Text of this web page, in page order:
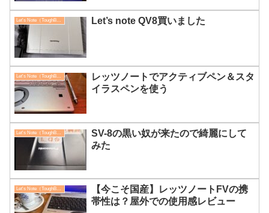
Let’s note QV8買いました
Let's Note（ToughBook）
レッツノートでアクティブペン＆スタ
イラスペンを使う
SV-8の黒い奴が来たので綺麗にして
みた
Let's Note（ToughBook）
【今こそ国産】レッツノートFVの携
帯性は？屋外での使用感レビュー